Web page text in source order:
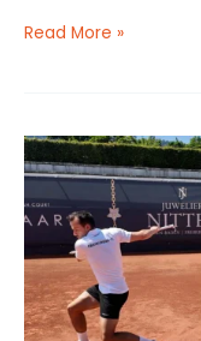
Read More »
Dynamischer
Ausfallschritt
mit
Oberkörperrotation
und
Stange